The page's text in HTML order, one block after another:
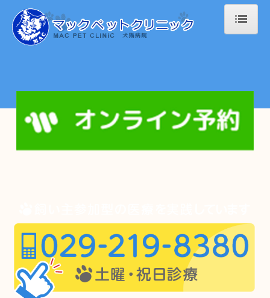
ホーム
ご来院時のお願い
設備・施設内紹介
よくあるご質問
スタッフ募集
迷い犬・猫／里親募集